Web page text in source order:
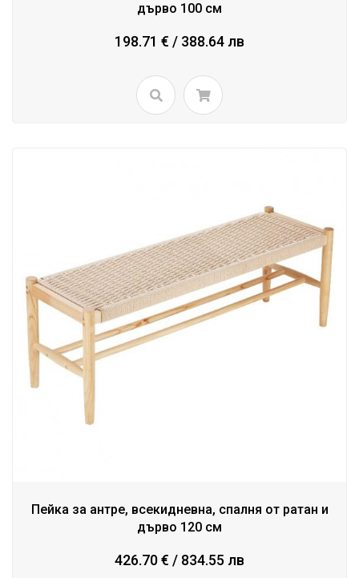
дърво 100 см
198.71 € / 388.64 лв
Пейка за антре, всекидневна, спалня от ратан и
дърво 120 см
426.70 € / 834.55 лв